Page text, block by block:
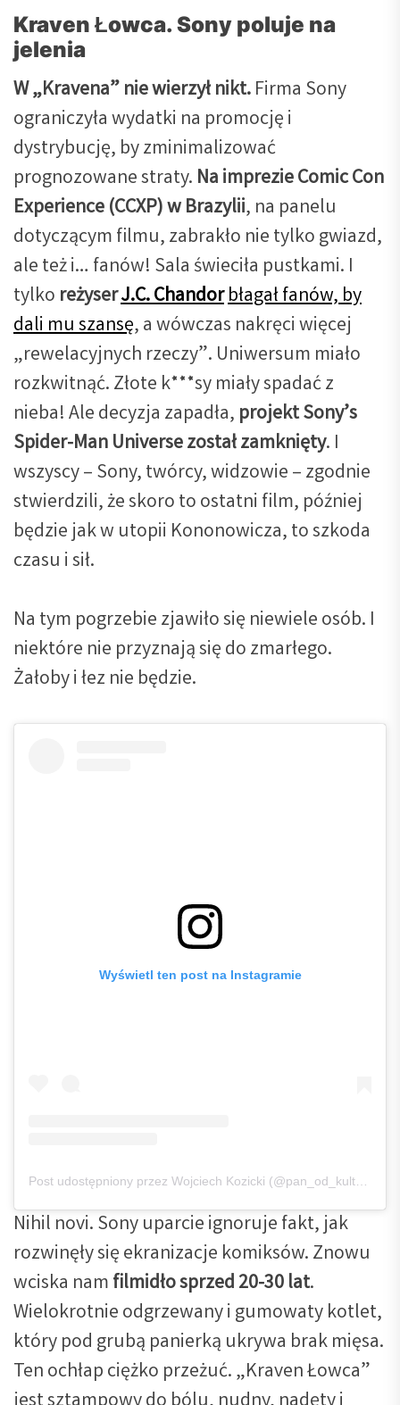
Kraven Łowca. Sony poluje na
jelenia
W „Kravena” nie wierzył nikt.Firma Sony
ograniczyła wydatki na promocję i
dystrybucję, by zminimalizować
prognozowane straty. Na imprezie Comic Con
Experience (CCXP) w Brazylii, na panelu
dotyczącym filmu, zabrakło nie tylko gwiazd,
ale też i… fanów! Sala świeciła pustkami. I
tylko reżyserJ.C. Chandorbłagał fanów, by
dali mu szansę, a wówczas nakręci więcej
„rewelacyjnych rzeczy”. Uniwersum miało
rozkwitnąć. Złote k***sy miały spadać z
nieba! Ale decyzja zapadła, projekt Sony’s
Spider-Man Universe został zamknięty. I
wszyscy – Sony, twórcy, widzowie – zgodnie
stwierdzili, że skoro to ostatni film, później
będzie jak w utopii Kononowicza, to szkoda
czasu i sił.
Na tym pogrzebie zjawiło się niewiele osób. I
niektóre nie przyznają się do zmarłego.
Żałoby i łez nie będzie.
Wyświetl ten post na Instagramie
Nihil novi. Sony uparcie ignoruje fakt, jak
rozwinęły się ekranizacje komiksów. Znowu
wciska namfilmidło sprzed 20-30 lat.
Wielokrotnie odgrzewany i gumowaty kotlet,
który pod grubą panierką ukrywa brak mięsa.
Ten ochłap ciężko przeżuć. „Kraven Łowca”